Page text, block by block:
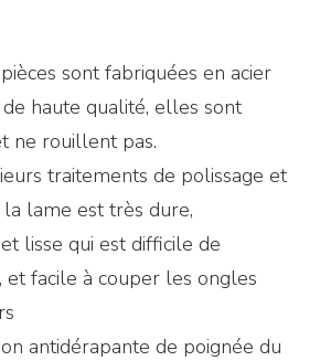
sont fabriquées en acier
haute qualité, elles sont
ne rouillent pas.
traitements de polissage et
lame est très dure,
lisse qui est difficile de
et facile à couper les ongles
antidérapante de poignée du